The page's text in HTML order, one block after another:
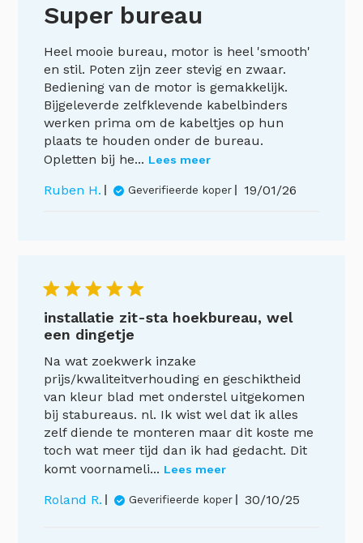
Super bureau
Heel mooie bureau, motor is heel 'smooth'
en stil. Poten zijn zeer stevig en zwaar.
Bediening van de motor is gemakkelijk.
Bijgeleverde zelfklevende kabelbinders
werken prima om de kabeltjes op hun
plaats te houden onder de bureau.
Opletten bij he... Lees meer
Ruben H. Geverifieerde koper 19/01/26
installatie zit-sta hoekbureau, wel
een dingetje
Na wat zoekwerk inzake
prijs/kwaliteitverhouding en geschiktheid
van kleur blad met onderstel uitgekomen
bij stabureaus. nl. Ik wist wel dat ik alles
zelf diende te monteren maar dit koste me
toch wat meer tijd dan ik had gedacht. Dit
komt voornameli... Lees meer
Roland R. Geverifieerde koper 30/10/25